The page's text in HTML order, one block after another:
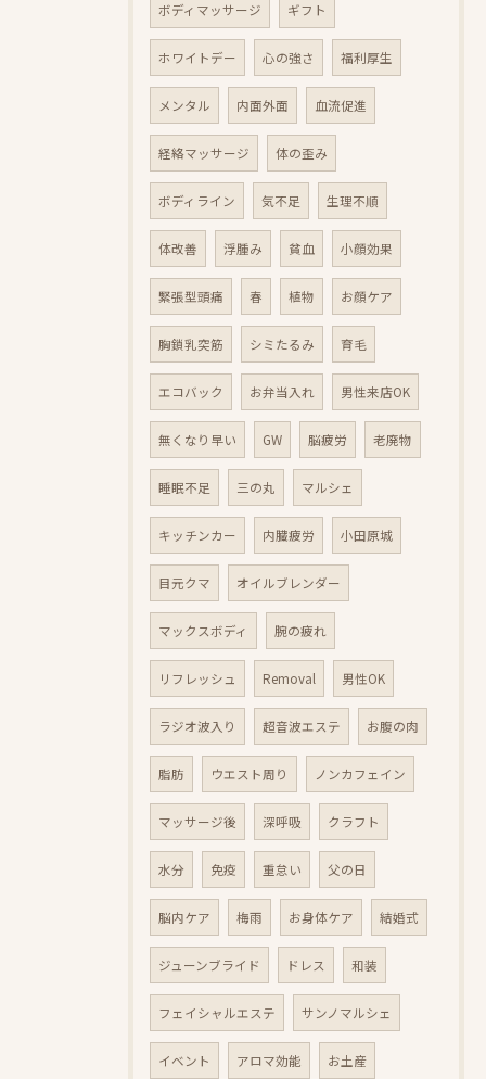
ボディマッサージ ギフト
ホワイトデー 心の強さ 福利厚生
メンタル 内面外面 血流促進
経絡マッサージ 体の歪み
ボディライン 気不足 生理不順
体改善 浮腫み 貧血 小顔効果
緊張型頭痛 春 植物 お顔ケア
胸鎖乳突筋 シミたるみ 育毛
エコバック お弁当入れ 男性来店OK
無くなり早い GW 脳疲労 老廃物
睡眠不足 三の丸 マルシェ
キッチンカー 内臓疲労 小田原城
目元クマ オイルブレンダー
マックスボディ 腕の疲れ
リフレッシュ Removal 男性OK
ラジオ波入り 超音波エステ お腹の肉
脂肪 ウエスト周り ノンカフェイン
マッサージ後 深呼吸 クラフト
水分 免疫 重怠い 父の日
脳内ケア 梅雨 お身体ケア 結婚式
ジューンブライド ドレス 和装
フェイシャルエステ サンノマルシェ
イベント アロマ効能 お土産